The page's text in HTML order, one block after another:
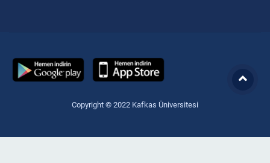
Copyright © 2022 Kafkas Üniversitesi